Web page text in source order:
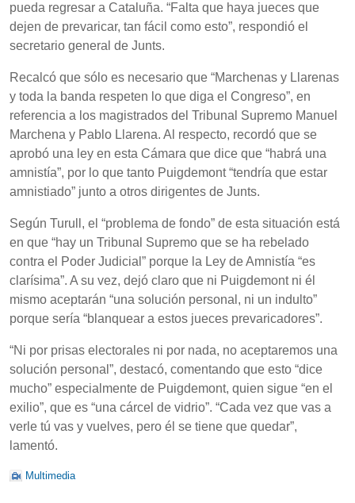
pueda regresar a Cataluña. “Falta que haya jueces que
dejen de prevaricar, tan fácil como esto”, respondió el
secretario general de Junts.
Recalcó que sólo es necesario que “Marchenas y Llarenas
y toda la banda respeten lo que diga el Congreso”, en
referencia a los magistrados del Tribunal Supremo Manuel
Marchena y Pablo Llarena. Al respecto, recordó que se
aprobó una ley en esta Cámara que dice que “habrá una
amnistía”, por lo que tanto Puigdemont “tendría que estar
amnistiado” junto a otros dirigentes de Junts.
Según Turull, el “problema de fondo” de esta situación está
en que “hay un Tribunal Supremo que se ha rebelado
contra el Poder Judicial” porque la Ley de Amnistía “es
clarísima”. A su vez, dejó claro que ni Puigdemont ni él
mismo aceptarán “una solución personal, ni un indulto”
porque sería “blanquear a estos jueces prevaricadores”.
“Ni por prisas electorales ni por nada, no aceptaremos una
solución personal”, destacó, comentando que esto “dice
mucho” especialmente de Puigdemont, quien sigue “en el
exilio”, que es “una cárcel de vidrio”. “Cada vez que vas a
verle tú vas y vuelves, pero él se tiene que quedar”,
lamentó.
Multimedia